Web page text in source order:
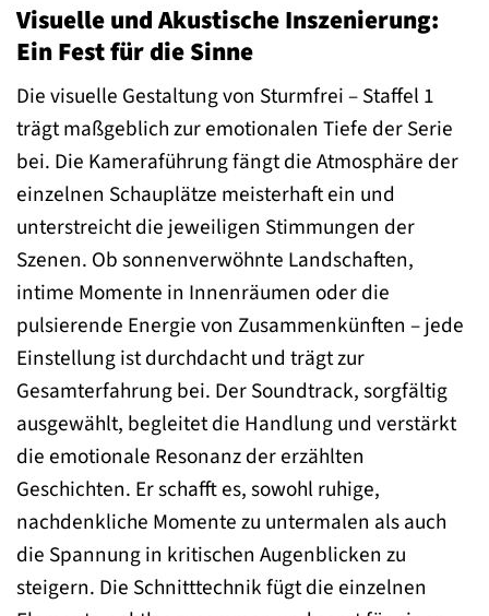
Visuelle und Akustische Inszenierung:
Ein Fest für die Sinne
Die visuelle Gestaltung von Sturmfrei – Staffel 1
trägt maßgeblich zur emotionalen Tiefe der Serie
bei. Die Kameraführung fängt die Atmosphäre der
einzelnen Schauplätze meisterhaft ein und
unterstreicht die jeweiligen Stimmungen der
Szenen. Ob sonnenverwöhnte Landschaften,
intime Momente in Innenräumen oder die
pulsierende Energie von Zusammenkünften – jede
Einstellung ist durchdacht und trägt zur
Gesamterfahrung bei. Der Soundtrack, sorgfältig
ausgewählt, begleitet die Handlung und verstärkt
die emotionale Resonanz der erzählten
Geschichten. Er schafft es, sowohl ruhige,
nachdenkliche Momente zu untermalen als auch
die Spannung in kritischen Augenblicken zu
steigern. Die Schnitttechnik fügt die einzelnen